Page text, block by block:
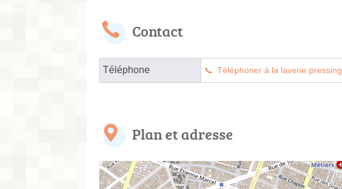
Contact
Téléphone Téléphoner à la laverie pressing
Plan et adresse